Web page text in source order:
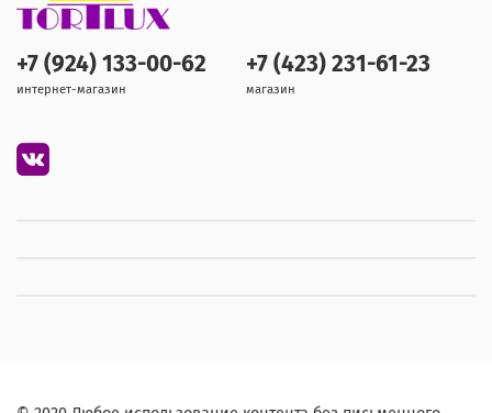
+7 (924) 133-00-62
интернет-магазин
+7 (423) 231-61-23
магазин